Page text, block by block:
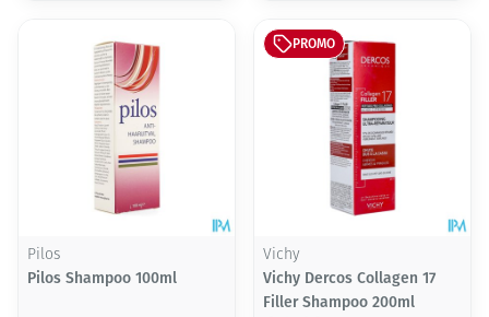
Pilos
Pilos Shampoo 100ml
PROMO
Vichy
Vichy Dercos Collagen 17
Filler Shampoo 200ml